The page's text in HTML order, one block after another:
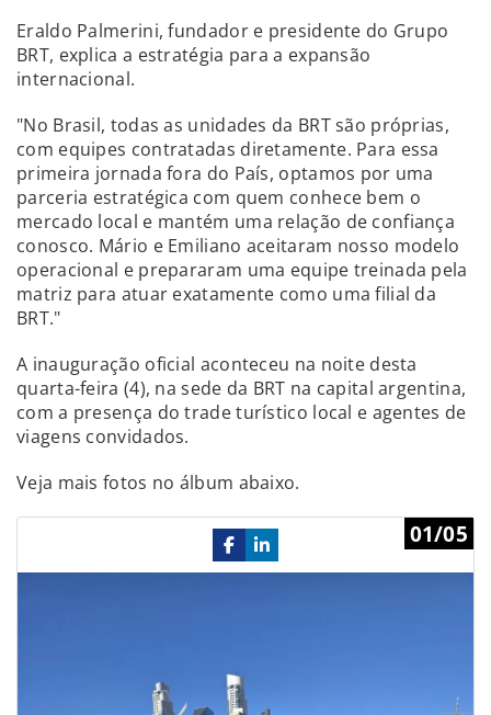
Eraldo Palmerini, fundador e presidente do Grupo
BRT, explica a estratégia para a expansão
internacional.
"No Brasil, todas as unidades da BRT são próprias,
com equipes contratadas diretamente. Para essa
primeira jornada fora do País, optamos por uma
parceria estratégica com quem conhece bem o
mercado local e mantém uma relação de confiança
conosco. Mário e Emiliano aceitaram nosso modelo
operacional e prepararam uma equipe treinada pela
matriz para atuar exatamente como uma filial da
BRT."
A inauguração oficial aconteceu na noite desta
quarta-feira (4), na sede da BRT na capital argentina,
com a presença do trade turístico local e agentes de
viagens convidados.
Veja mais fotos no álbum abaixo.
01/05
Previous